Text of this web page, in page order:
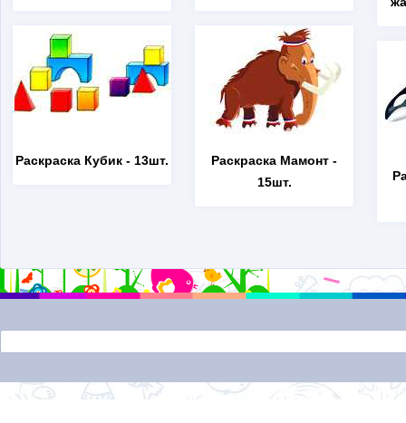
Раскраска Кубик - 13шт. Раскраска Мамонт -
15шт.